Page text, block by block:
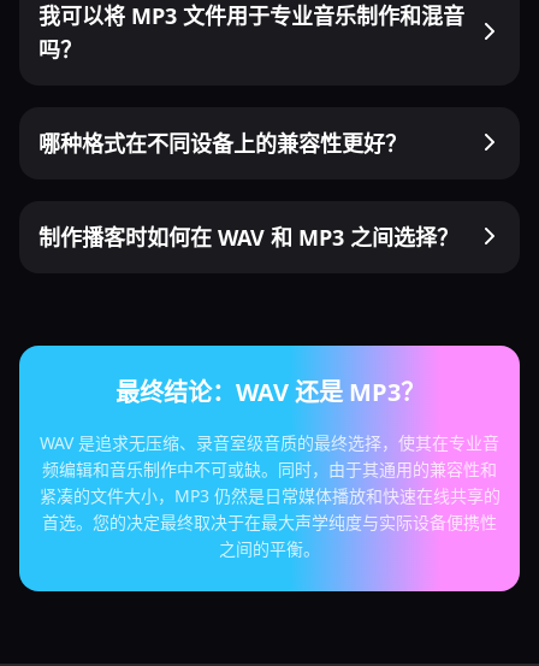
我可以将 MP3 文件用于专业音乐制作和混音
吗？
哪种格式在不同设备上的兼容性更好？
制作播客时如何在 WAV 和 MP3 之间选择？
最终结论：WAV 还是 MP3？
WAV 是追求无压缩、录音室级音质的最终选择，使其在专业音
频编辑和音乐制作中不可或缺。同时，由于其通用的兼容性和
紧凑的文件大小，MP3 仍然是日常媒体播放和快速在线共享的
首选。您的决定最终取决于在最大声学纯度与实际设备便携性
之间的平衡。